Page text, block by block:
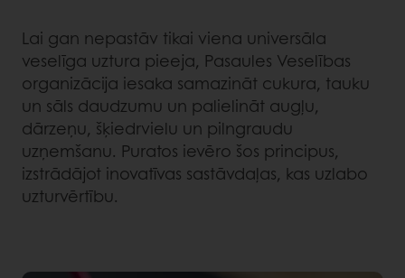
Lai gan nepastāv tikai viena universāla
veselīga uztura pieeja, Pasaules Veselības
organizācija iesaka samazināt cukura, tauku
un sāls daudzumu un palielināt augļu,
dārzeņu, šķiedrvielu un pilngraudu
uzņemšanu. Puratos ievēro šos principus,
izstrādājot inovatīvas sastāvdaļas, kas uzlabo
uzturvērtību.